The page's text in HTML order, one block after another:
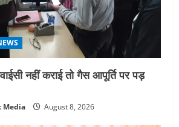
August 6, 2026
नहीं कराई तो गैस आपूर्ति पर पड़
Media August 8, 2026